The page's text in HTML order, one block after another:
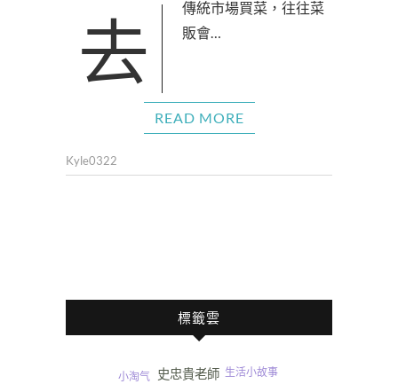
去傳統市場買菜，往往菜 販會…
READ MORE
Kyle0322
標籤雲
史忠貴老師 生活小故事
小淘气